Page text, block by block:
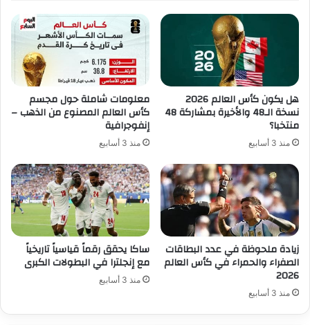
هل يكون كأس العالم 2026
نسخة الـ48 والأخيرة بمشاركة 48
منتخبا؟
منذ 3 أسابيع
معلومات شاملة حول مجسم
كأس العالم المصنوع من الذهب –
إنفوجرافية
منذ 3 أسابيع
زيادة ملحوظة في عدد البطاقات
الصفراء والحمراء في كأس العالم
2026
منذ 3 أسابيع
ساكا يحقق رقماً قياسياً تاريخياً
مع إنجلترا في البطولات الكبرى
منذ 3 أسابيع